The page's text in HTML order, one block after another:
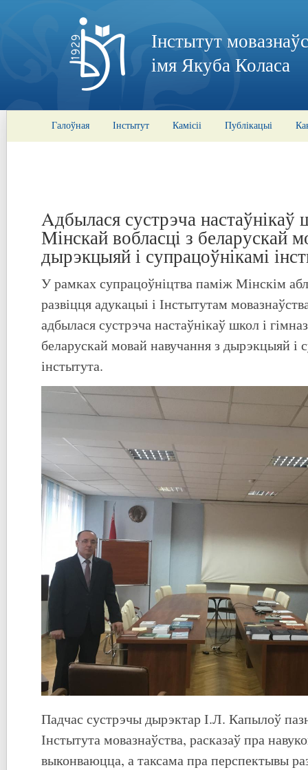
Інстытут
імя Якуба Коласа
Галоўная Інстытут Камісіі Публікацыі
Aдбылася сустрэча настаўнікаў
Мінскай вобласці з беларускай
дырэкцыяй і супрацоўнікамі
У рамках супрацоўніцтва паміж Мінскім
развіцця адукацыі і Інстытутам
адбылася сустрэча настаўнікаў школ і
беларускай мовай навучання з дырэкцыяй і
інстытута.
Падчас сустрэчы дырэктар І.Л. Капылоў
Інстытута мовазнаўства, расказаў пра
выконваюцца, а таксама пра перспектывы